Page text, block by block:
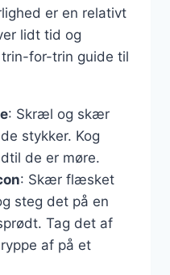
er en relativt
lidt tid og
for-trin guide til
: Skræl og skær
stykker. Kog
de er møre.
: Skær flæsket
steg det på en
Tag det af
af på et